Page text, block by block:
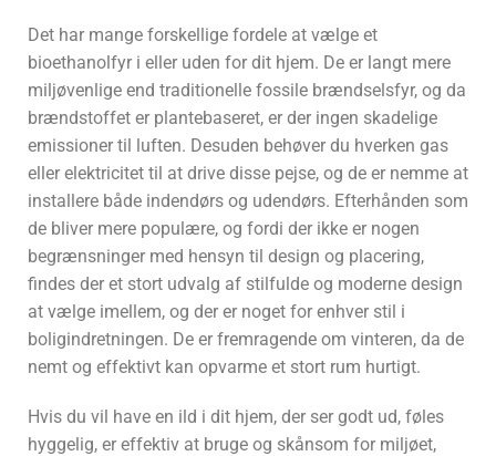
Det har mange forskellige fordele at vælge et
bioethanolfyr i eller uden for dit hjem. De er langt mere
miljøvenlige end traditionelle fossile brændselsfyr, og da
brændstoffet er plantebaseret, er der ingen skadelige
emissioner til luften. Desuden behøver du hverken gas
eller elektricitet til at drive disse pejse, og de er nemme at
installere både indendørs og udendørs. Efterhånden som
de bliver mere populære, og fordi der ikke er nogen
begrænsninger med hensyn til design og placering,
findes der et stort udvalg af stilfulde og moderne design
at vælge imellem, og der er noget for enhver stil i
boligindretningen. De er fremragende om vinteren, da de
nemt og effektivt kan opvarme et stort rum hurtigt.
Hvis du vil have en ild i dit hjem, der ser godt ud, føles
hyggelig, er effektiv at bruge og skånsom for miljøet,